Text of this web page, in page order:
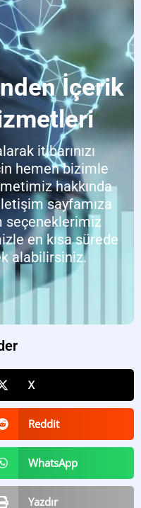
İçerik
itibarınızı
hemen bizimle
hakkında
sayfamıza
seçeneklerimiz
en kısa sürede
alabilirsiniz.
X
Reddit
WhatsApp
Yazdır